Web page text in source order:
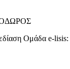
Ομάδα e-lisis: